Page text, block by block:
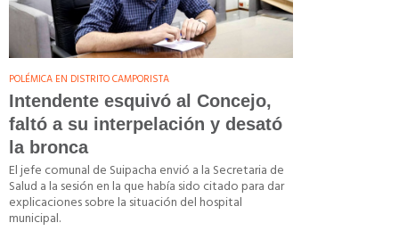
POLÉMICA EN DISTRITO CAMPORISTA
Intendente esquivó al Concejo,
faltó a su interpelación y desató
la bronca
El jefe comunal de Suipacha envió a la Secretaria de
Salud a la sesión en la que había sido citado para dar
explicaciones sobre la situación del hospital
municipal.